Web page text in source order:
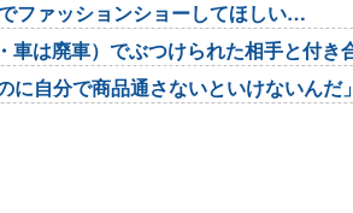
ファッションショーしてほしい…
車は廃車）でぶつけられた相手と付
に自分で商品通さないといけないんだ」